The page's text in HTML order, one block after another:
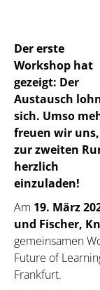
Der erste
Workshop hat
gezeigt: Der
Austausch
sich. Umso
freuen wir uns,
zur zweiten
herzlich
einzuladen!
Am 19. März
und Fischer,
gemeinsamen
Future of
Frankfurt.